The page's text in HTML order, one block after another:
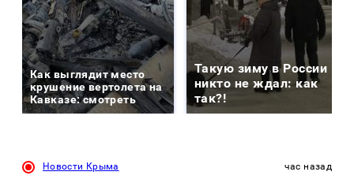
Как выглядит место
крушение вертолета на
Кавказе: смотреть
Такую зиму в России
никто не ждал: как
так?!
Новости Крыма час назад